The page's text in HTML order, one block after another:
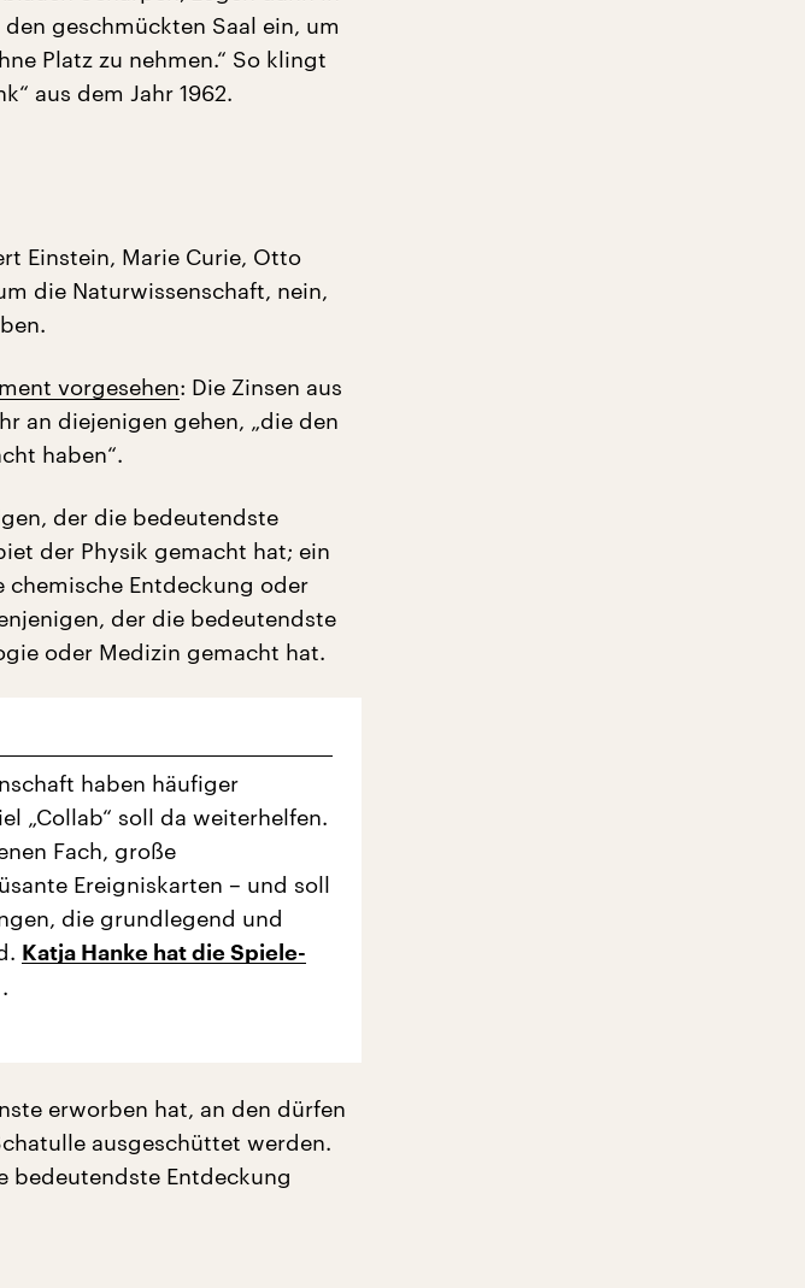
geschmückten Saal ein, um
Platz zu nehmen.“ So klingt
aus dem Jahr 1962.
Einstein, Marie Curie, Otto
die Naturwissenschaft, nein,
vorgesehen: Die Zinsen aus
an diejenigen gehen, „die den
haben“.
der die bedeutendste
der Physik gemacht hat; ein
Entdeckung oder
der die bedeutendste
oder Medizin gemacht hat.
haben häufiger
„Collab“ soll da weiterhelfen.
Fach, große
Ereigniskarten – und soll
die grundlegend und
Katja Hanke hat die Spiele-
.
erworben hat, an den dürfen
ausgeschüttet werden.
bedeutendste Entdeckung